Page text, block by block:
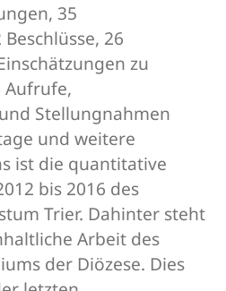
35
26
zu
Aufrufe,
Stellungnahmen
und weitere
ist die quantitative
bis 2016 des
Trier. Dahinter steht
Arbeit des
der Diözese. Dies